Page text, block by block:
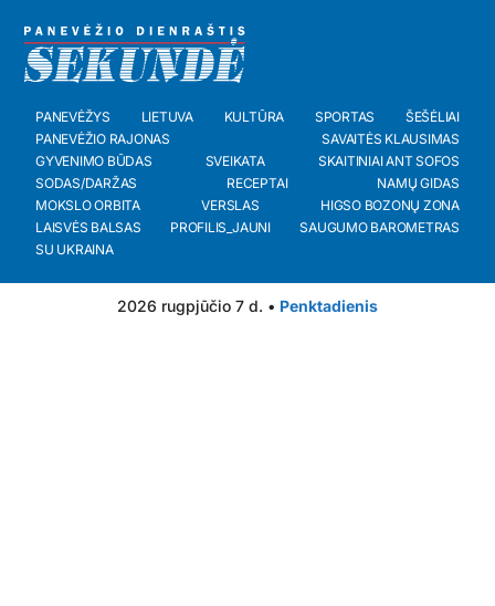
PANEVĖŽYS LIETUVA KULTŪRA SPORTAS
ŠEŠĖLIAI
PANEVĖŽIO RAJONAS
SAVAITĖS KLAUSIMAS
GYVENIMO BŪDAS
SVEIKATA
SKAITINIAI ANT SOFOS
SODAS/DARŽAS
RECEPTAI
NAMŲ GIDAS
MOKSLO ORBITA
VERSLAS
HIGSO BOZONŲ ZONA
LAISVĖS BALSAS
PROFILIS_JAUNI
SAUGUMO BAROMETRAS
SU UKRAINA
2026 rugpjūčio 7 d. • Penktadienis